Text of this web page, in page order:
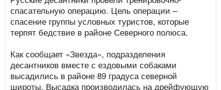
спасательную операцию. Цель операции –
спасение группы условных туристов, которые
терпят бедствие в районе Северного полюса.
Как сообщает «Звезда», подразделения
десантников вместе с ездовыми собаками
высадились в районе 89 градуса северной
широты. Высадка производилась на дрейфующую